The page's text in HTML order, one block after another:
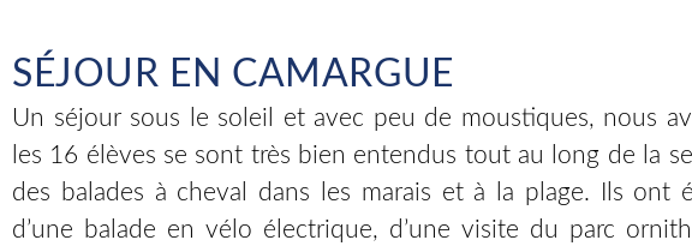
SÉJOUR EN CAMARGUE
Un séjour sous le soleil et avec peu de moustiques, nous
les 16 élèves se sont très bien entendus tout au long de la
des balades à cheval dans les marais et à la plage. Ils ont
d’une balade en vélo électrique, d’une visite du parc